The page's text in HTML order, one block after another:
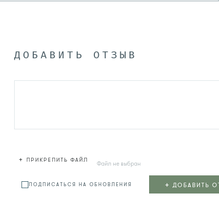
ДОБАВИТЬ ОТЗЫВ
+ ПРИКРЕПИТЬ ФАЙЛ Файл не выбран
ПОДПИСАТЬСЯ НА ОБНОВЛЕНИЯ + ДОБАВИТЬ